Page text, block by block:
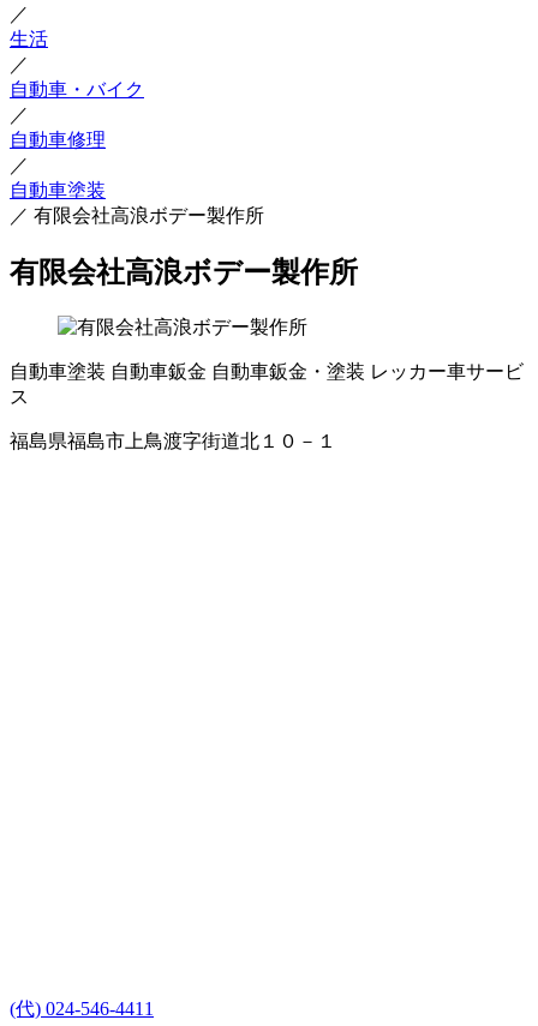
／
生活
／
自動車・バイク
／
自動車修理
／
自動車塗装
／ 有限会社高浪ボデー製作所
有限会社高浪ボデー製作所
自動車塗装 自動車鈑金 自動車鈑金・塗装 レッカー車サービ
ス
福島県福島市上鳥渡字街道北１０－１
(代) 024-546-4411